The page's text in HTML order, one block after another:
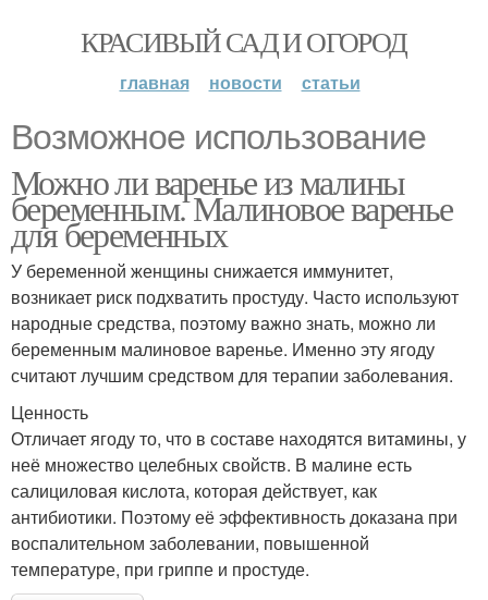
КРАСИВЫЙ САД И ОГОРОД
главная новости статьи
Возможное использование
Можно ли варенье из малины
беременным. Малиновое варенье
для беременных
У беременной женщины снижается иммунитет,
возникает риск подхватить простуду. Часто используют
народные средства, поэтому важно знать, можно ли
беременным малиновое варенье. Именно эту ягоду
считают лучшим средством для терапии заболевания.
Ценность
Отличает ягоду то, что в составе находятся витамины, у
неё множество целебных свойств. В малине есть
салициловая кислота, которая действует, как
антибиотики. Поэтому её эффективность доказана при
воспалительном заболевании, повышенной
температуре, при гриппе и простуде.